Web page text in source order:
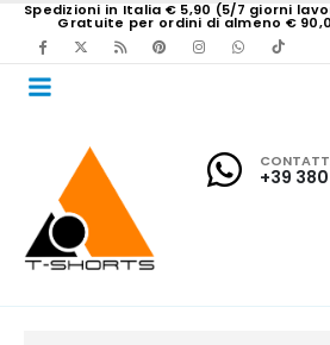
Spedizioni in Italia € 5,90 (5/7 giorni
Gratuite per ordini di almeno €
+39